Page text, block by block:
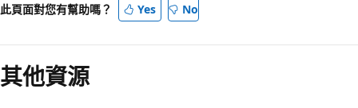
此頁面對您有幫助嗎？ Yes No
其他資源